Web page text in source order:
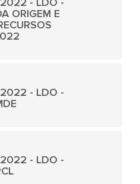
ORIGEM E
2022 - LDO -
2022 - LDO -